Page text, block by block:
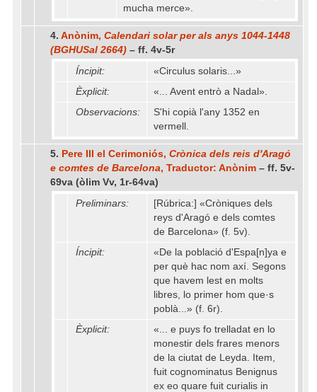
mucha merce».
4. Anònim, Calendari solar per als anys 1044-1448
(BGHUSal 2664) – ff. 4v-5r
Íncipit:
«Circulus solaris...»
Èxplicit:
«... Avent entrò a Nadal».
Observacions:
S'hi copià l'any 1352 en
vermell.
5. Pere III el Cerimoniós, Crònica dels reis d'Aragó
e comtes de Barcelona, Traductor: Anònim – ff. 5v-
69va (òlim Vv, 1r-64va)
Preliminars:
[Rúbrica:] «Cròniques dels
reys d'Aragó e dels comtes
de Barcelona» (f. 5v).
Íncipit:
«De la població d'Espa[n]ya e
per què hac nom axí. Segons
que havem lest en molts
libres, lo primer hom que·s
poblà...» (f. 6r).
Èxplicit:
«... e puys fo trelladat en lo
monestir dels frares menors
de la ciutat de Leyda. Item,
fuit cognominatus Benignus
ex eo quare fuit curialis in